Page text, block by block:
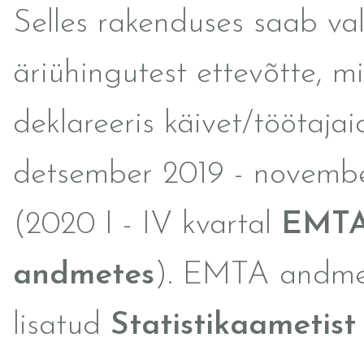
Selles rakenduses saab
äriühingutest ettevõtte,
deklareeris käivet/
detsember 2019 -
(2020 I - IV kvartal
andmetes ). EMTA
lisatud Statistikaametist